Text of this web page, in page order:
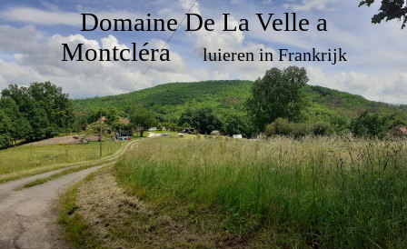
Domaine De La Velle a
Montcléraluieren in Frankrijk